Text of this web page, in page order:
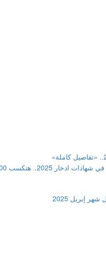
إبريل 2025